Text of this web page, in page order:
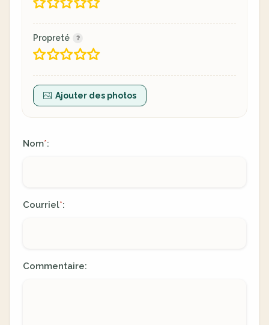
Propreté
Ajouter des photos
Nom*:
Courriel*:
Commentaire: